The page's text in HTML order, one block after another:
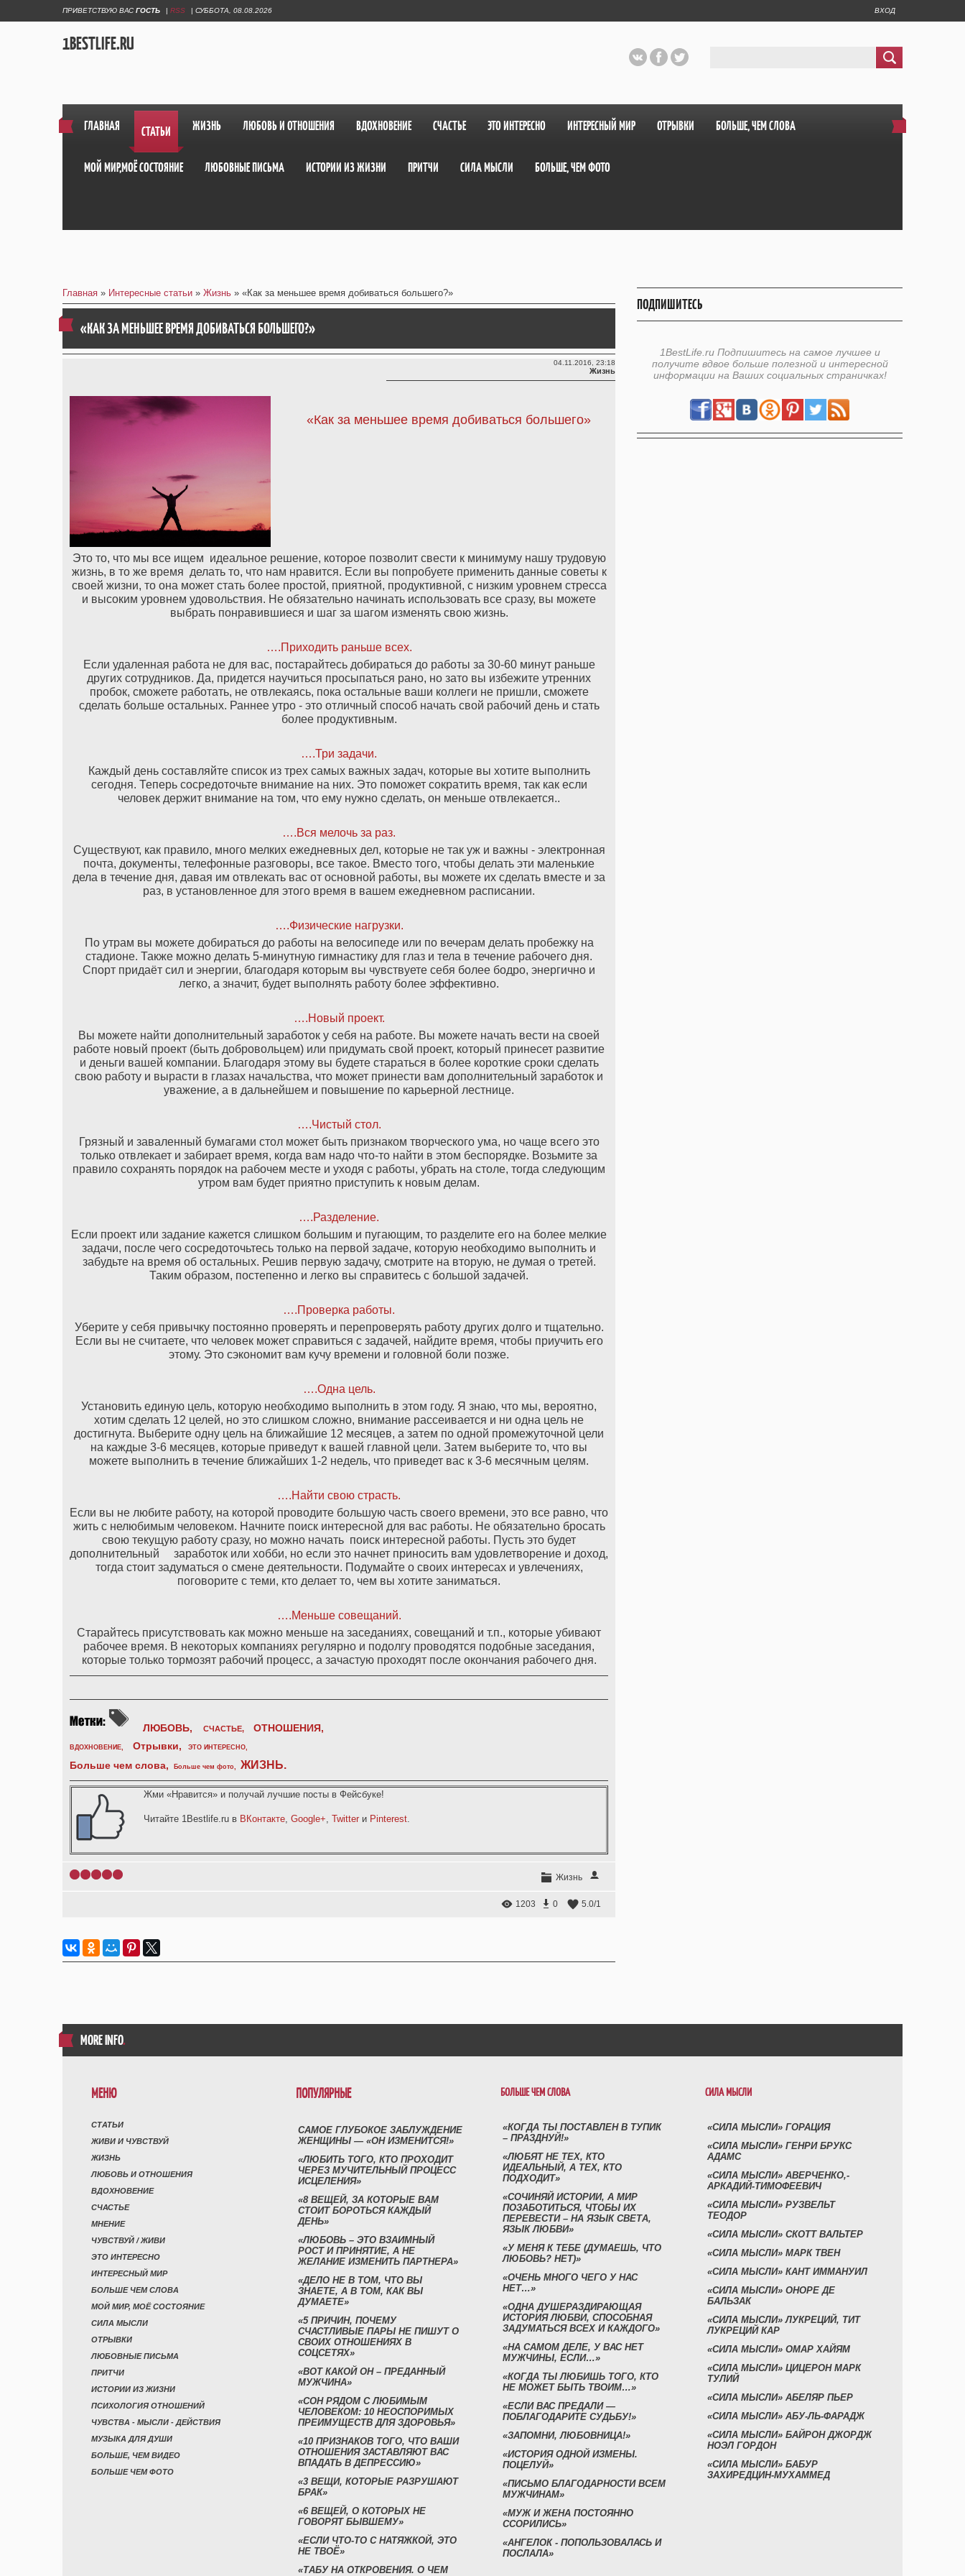
ПРИВЕТСТВУЮ ВАС ГОСТЬ | RSS | СУББОТА, 08.08.2026 ВХОД
1BESTLIFE.RU
ГЛАВНАЯ СТАТЬИ ЖИЗНЬ ЛЮБОВЬ И ОТНОШЕНИЯ ВДОХНОВЕНИЕ СЧАСТЬЕ ЭТО ИНТЕРЕСНО ИНТЕРЕСНЫЙ МИР ОТРЫВКИ БОЛЬШЕ, ЧЕМ СЛОВА
МОЙ МИР,МОЁ СОСТОЯНИЕ ЛЮБОВНЫЕ ПИСЬМА ИСТОРИИ ИЗ ЖИЗНИ ПРИТЧИ СИЛА МЫСЛИ БОЛЬШЕ, ЧЕМ ФОТО
Главная » Интересные статьи » Жизнь » «Как за меньшее время добиваться большего?»
«КАК ЗА МЕНЬШЕЕ ВРЕМЯ ДОБИВАТЬСЯ БОЛЬШЕГО?»
04.11.2016, 23:18
Жизнь
«Как за меньшее время добиваться большего»
Это то, что мы все ищем идеальное решение, которое позволит свести к минимуму нашу трудовую
жизнь, в то же время делать то, что нам нравится. Если вы попробуете применить данные советы к
своей жизни, то она может стать более простой, приятной, продуктивной, с низким уровнем стресса
и высоким уровнем удовольствия. Не обязательно начинать использовать все сразу, вы можете
выбрать понравившиеся и шаг за шагом изменять свою жизнь.
….Приходить раньше всех.
Если удаленная работа не для вас, постарайтесь добираться до работы за 30-60 минут раньше
других сотрудников. Да, придется научиться просыпаться рано, но зато вы избежите утренних
пробок, сможете работать, не отвлекаясь, пока остальные ваши коллеги не пришли, сможете
сделать больше остальных. Раннее утро - это отличный способ начать свой рабочий день и стать
более продуктивным.
….Три задачи.
Каждый день составляйте список из трех самых важных задач, которые вы хотите выполнить
сегодня. Теперь сосредоточьте внимание на них. Это поможет сократить время, так как если
человек держит внимание на том, что ему нужно сделать, он меньше отвлекается..
….Вся мелочь за раз.
Существуют, как правило, много мелких ежедневных дел, которые не так уж и важны - электронная
почта, документы, телефонные разговоры, все такое. Вместо того, чтобы делать эти маленькие
дела в течение дня, давая им отвлекать вас от основной работы, вы можете их сделать вместе и за
раз, в установленное для этого время в вашем ежедневном расписании.
….Физические нагрузки.
По утрам вы можете добираться до работы на велосипеде или по вечерам делать пробежку на
стадионе. Также можно делать 5-минутную гимнастику для глаз и тела в течение рабочего дня.
Спорт придаёт сил и энергии, благодаря которым вы чувствуете себя более бодро, энергично и
легко, а значит, будет выполнять работу более эффективно.
….Новый проект.
Вы можете найти дополнительный заработок у себя на работе. Вы можете начать вести на своей
работе новый проект (быть добровольцем) или придумать свой проект, который принесет развитие
и деньги вашей компании. Благодаря этому вы будете стараться в более короткие сроки сделать
свою работу и вырасти в глазах начальства, что может принести вам дополнительный заработок и
уважение, а в дальнейшем и повышение по карьерной лестнице.
….Чистый стол.
Грязный и заваленный бумагами стол может быть признаком творческого ума, но чаще всего это
только отвлекает и забирает время, когда вам надо что-то найти в этом беспорядке. Возьмите за
правило сохранять порядок на рабочем месте и уходя с работы, убрать на столе, тогда следующим
утром вам будет приятно приступить к новым делам.
….Разделение.
Если проект или задание кажется слишком большим и пугающим, то разделите его на более мелкие
задачи, после чего сосредоточьтесь только на первой задаче, которую необходимо выполнить и
забудьте на время об остальных. Решив первую задачу, смотрите на вторую, не думая о третей.
Таким образом, постепенно и легко вы справитесь с большой задачей.
….Проверка работы.
Уберите у себя привычку постоянно проверять и перепроверять работу других долго и тщательно.
Если вы не считаете, что человек может справиться с задачей, найдите время, чтобы приучить его
этому. Это сэкономит вам кучу времени и головной боли позже.
….Одна цель.
Установить единую цель, которую необходимо выполнить в этом году. Я знаю, что мы, вероятно,
хотим сделать 12 целей, но это слишком сложно, внимание рассеивается и ни одна цель не
достигнута. Выберите одну цель на ближайшие 12 месяцев, а затем по одной промежуточной цели
на каждые 3-6 месяцев, которые приведут к вашей главной цели. Затем выберите то, что вы
можете выполнить в течение ближайших 1-2 недель, что приведет вас к 3-6 месячным целям.
….Найти свою страсть.
Если вы не любите работу, на которой проводите большую часть своего времени, это все равно, что
жить с нелюбимым человеком. Начните поиск интересной для вас работы. Не обязательно бросать
свою текущую работу сразу, но можно начать поиск интересной работы. Пусть это будет
дополнительный заработок или хобби, но если это начнет приносить вам удовлетворение и доход,
тогда стоит задуматься о смене деятельности. Подумайте о своих интересах и увлечениях,
поговорите с теми, кто делает то, чем вы хотите заниматься.
….Меньше совещаний.
Старайтесь присутствовать как можно меньше на заседаниях, совещаний и т.п., которые убивают
рабочее время. В некоторых компаниях регулярно и подолгу проводятся подобные заседания,
которые только тормозят рабочий процесс, а зачастую проходят после окончания рабочего дня.
ЛЮБОВЬ, СЧАСТЬЕ, ОТНОШЕНИЯ,
ВДОХНОВЕНИЕ, Отрывки, ЭТО ИНТЕРЕСНО,
Больше чем слова, Больше чем фото, ЖИЗНЬ.
Жми «Нравится» и получай лучшие посты в Фейсбуке!
Читайте 1Bestlife.ru в ВКонтакте, Google+, Twitter и Pinterest.
1 2 3 4 Жизнь
1203 0 5.0/1
ПОДПИШИТЕСЬ
1BestLife.ru Подпишитесь на самое лучшее и
получите вдвое больше полезной и интересной
информации на Ваших социальных страничках!
MORE INFO.
МЕНЮ
СТАТЬИ
ЖИВИ И ЧУВСТВУЙ
ЖИЗНЬ
ЛЮБОВЬ И ОТНОШЕНИЯ
ВДОХНОВЕНИЕ
СЧАСТЬЕ
МНЕНИЕ
ЧУВСТВУЙ / ЖИВИ
ЭТО ИНТЕРЕСНО
ИНТЕРЕСНЫЙ МИР
БОЛЬШЕ ЧЕМ СЛОВА
МОЙ МИР, МОЁ СОСТОЯНИЕ
СИЛА МЫСЛИ
ОТРЫВКИ
ЛЮБОВНЫЕ ПИСЬМА
ПРИТЧИ
ИСТОРИИ ИЗ ЖИЗНИ
ПСИХОЛОГИЯ ОТНОШЕНИЙ
ЧУВСТВА - МЫСЛИ - ДЕЙСТВИЯ
МУЗЫКА ДЛЯ ДУШИ
БОЛЬШЕ, ЧЕМ ВИДЕО
БОЛЬШЕ ЧЕМ ФОТО
ПОПУЛЯРНЫЕ
САМОЕ ГЛУБОКОЕ ЗАБЛУЖДЕНИЕ
ЖЕНЩИНЫ — «ОН ИЗМЕНИТСЯ!»
«ЛЮБИТЬ ТОГО, КТО ПРОХОДИТ
ЧЕРЕЗ МУЧИТЕЛЬНЫЙ ПРОЦЕСС
ИСЦЕЛЕНИЯ»
«8 ВЕЩЕЙ, ЗА КОТОРЫЕ ВАМ
СТОИТ БОРОТЬСЯ КАЖДЫЙ
ДЕНЬ»
«ЛЮБОВЬ – ЭТО ВЗАИМНЫЙ
РОСТ И ПРИНЯТИЕ, А НЕ
ЖЕЛАНИЕ ИЗМЕНИТЬ ПАРТНЕРА»
«ДЕЛО НЕ В ТОМ, ЧТО ВЫ
ЗНАЕТЕ, А В ТОМ, КАК ВЫ
ДУМАЕТЕ»
«5 ПРИЧИН, ПОЧЕМУ
СЧАСТЛИВЫЕ ПАРЫ НЕ ПИШУТ О
СВОИХ ОТНОШЕНИЯХ В
СОЦСЕТЯХ»
«ВОТ КАКОЙ ОН – ПРЕДАННЫЙ
МУЖЧИНА»
«СОН РЯДОМ С ЛЮБИМЫМ
ЧЕЛОВЕКОМ: 10 НЕОСПОРИМЫХ
ПРЕИМУЩЕСТВ ДЛЯ ЗДОРОВЬЯ»
«10 ПРИЗНАКОВ ТОГО, ЧТО ВАШИ
ОТНОШЕНИЯ ЗАСТАВЛЯЮТ ВАС
ВПАДАТЬ В ДЕПРЕССИЮ»
«3 ВЕЩИ, КОТОРЫЕ РАЗРУШАЮТ
БРАК»
«6 ВЕЩЕЙ, О КОТОРЫХ НЕ
ГОВОРЯТ БЫВШЕМУ»
«ЕСЛИ ЧТО-ТО С НАТЯЖКОЙ, ЭТО
НЕ ТВОЁ»
«ТАБУ НА ОТКРОВЕНИЯ. О ЧЕМ
БОЛЬШЕ ЧЕМ СЛОВА
«КОГДА ТЫ ПОСТАВЛЕН В ТУПИК
– ПРАЗДНУЙ!»
«ЛЮБЯТ НЕ ТЕХ, КТО
ИДЕАЛЬНЫЙ, А ТЕХ, КТО
ПОДХОДИТ»
«СОЧИНЯЙ ИСТОРИИ, А МИР
ПОЗАБОТИТЬСЯ, ЧТОБЫ ИХ
ПЕРЕВЕСТИ – НА ЯЗЫК СВЕТА,
ЯЗЫК ЛЮБВИ»
«У МЕНЯ К ТЕБЕ (ДУМАЕШЬ, ЧТО
ЛЮБОВЬ? НЕТ)»
«ОЧЕНЬ МНОГО ЧЕГО У НАС
НЕТ…»
«ОДНА ДУШЕРАЗДИРАЮЩАЯ
ИСТОРИЯ ЛЮБВИ, СПОСОБНАЯ
ЗАДУМАТЬСЯ ВСЕХ И КАЖДОГО»
«НА САМОМ ДЕЛЕ, У ВАС НЕТ
МУЖЧИНЫ, ЕСЛИ…»
«КОГДА ТЫ ЛЮБИШЬ ТОГО, КТО
НЕ МОЖЕТ БЫТЬ ТВОИМ…»
«ЕСЛИ ВАС ПРЕДАЛИ —
ПОБЛАГОДАРИТЕ СУДЬБУ!»
«ЗАПОМНИ, ЛЮБОВНИЦА!»
«ИСТОРИЯ ОДНОЙ ИЗМЕНЫ.
ПОЦЕЛУЙ»
«ПИСЬМО БЛАГОДАРНОСТИ ВСЕМ
МУЖЧИНАМ»
«МУЖ И ЖЕНА ПОСТОЯННО
ССОРИЛИСЬ»
«АНГЕЛОК - ПОПОЛЬЗОВАЛАСЬ И
ПОСЛАЛА»
СИЛА МЫСЛИ
«СИЛА МЫСЛИ» ГОРАЦИЯ
«СИЛА МЫСЛИ» ГЕНРИ БРУКС
АДАМС
«СИЛА МЫСЛИ» АВЕРЧЕНКО,-
АРКАДИЙ-ТИМОФЕЕВИЧ
«СИЛА МЫСЛИ» РУЗВЕЛЬТ
ТЕОДОР
«СИЛА МЫСЛИ» СКОТТ ВАЛЬТЕР
«СИЛА МЫСЛИ» МАРК ТВЕН
«СИЛА МЫСЛИ» КАНТ ИММАНУИЛ
«СИЛА МЫСЛИ» ОНОРЕ ДЕ
БАЛЬЗАК
«СИЛА МЫСЛИ» ЛУКРЕЦИЙ, ТИТ
ЛУКРЕЦИЙ КАР
«СИЛА МЫСЛИ» ОМАР ХАЙЯМ
«СИЛА МЫСЛИ» ЦИЦЕРОН МАРК
ТУЛИЙ
«СИЛА МЫСЛИ» АБЕЛЯР ПЬЕР
«СИЛА МЫСЛИ» АБУ-ЛЬ-ФАРАДЖ
«СИЛА МЫСЛИ» БАЙРОН ДЖОРДЖ
НОЭЛ ГОРДОН
«СИЛА МЫСЛИ» БАБУР
ЗАХИРЕДЦИН-МУХАММЕД